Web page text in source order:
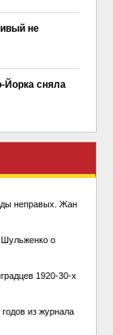
не
Йорка сняла
неправых. Жан
о
1920-30-х
из журнала